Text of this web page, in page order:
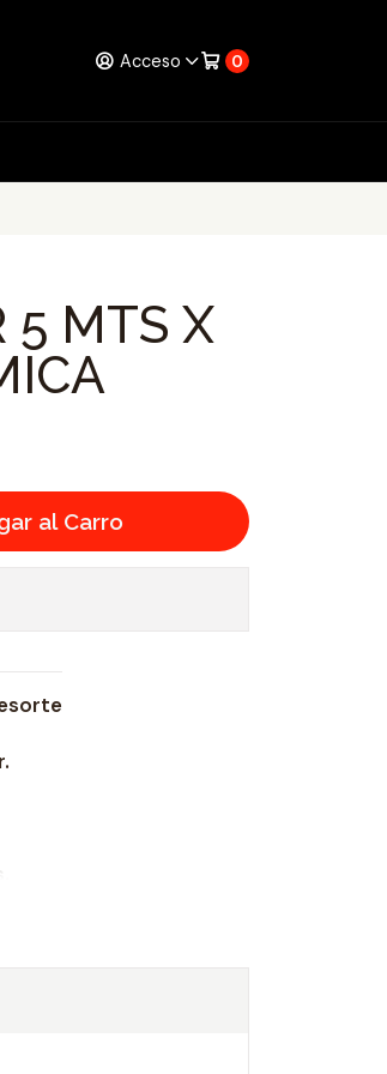
Acceso 0
5 MTS X
al Carro